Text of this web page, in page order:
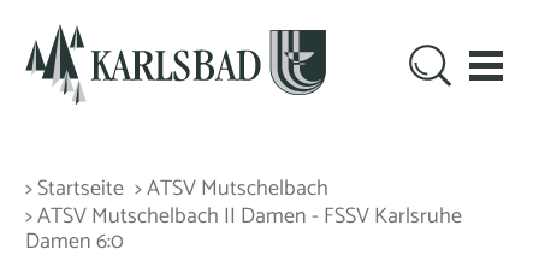
> Startseite > ATSV Mutschelbach
> ATSV Mutschelbach II Damen - FSSV Karlsruhe
Damen 6:0